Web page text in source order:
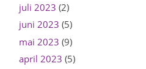
juli 2023 (2)
juni 2023 (5)
mai 2023 (9)
april 2023 (5)